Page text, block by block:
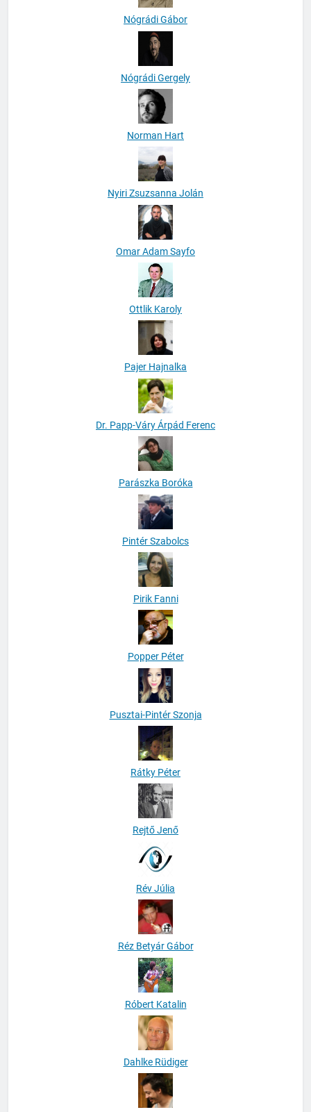
Nógrádi Gábor
Nógrádi Gergely
Norman Hart
Nyiri Zsuzsanna Jolán
Omar Adam Sayfo
Ottlik Karoly
Pajer Hajnalka
Dr. Papp-Váry Árpád Ferenc
Parászka Boróka
Pintér Szabolcs
Pirik Fanni
Popper Péter
Pusztai-Pintér Szonja
Rátky Péter
Rejtő Jenő
Rév Júlia
Réz Betyár Gábor
Róbert Katalin
Dahlke Rüdiger